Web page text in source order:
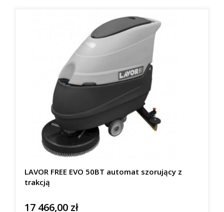
LAVOR FREE EVO 50BT automat szorujący z
trakcją
Cena
17 466,00 zł